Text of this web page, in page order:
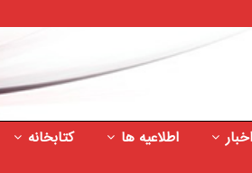
اخبار اطلاعیه ها کتابخانه